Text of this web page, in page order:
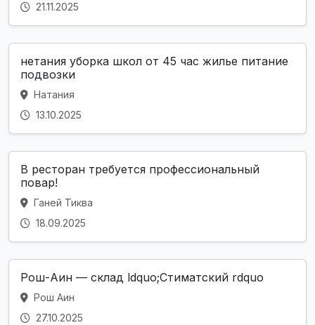
21.11.2025
нетания уборка школ от 45 час жилье питание
подвозки
Натания
13.10.2025
В ресторан требуется профессиональный
повар!
Ганей Тиква
18.09.2025
Рош-Аин — склад ldquo;Стиматский rdquo
Рош Аин
27.10.2025